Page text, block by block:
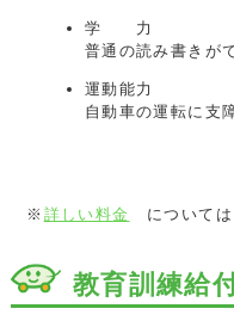
学 力
普通の読み書きが
運動能力
自動車の運転に支
※ 詳しい料金 については
教育訓練給